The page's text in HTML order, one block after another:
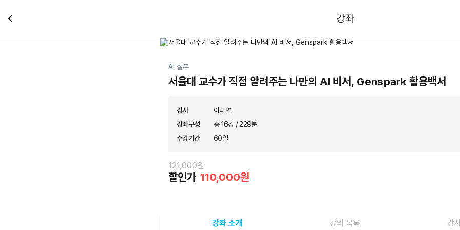
강좌
AI 실무
서울대 교수가 직접 알려주는 나만의 AI 비서, Genspark 활용백서
강사
이다연
강좌구성
총 16강 / 229분
수강기간
60일
121,000원
할인가 110,000원
강좌 소개 강의 목록 강